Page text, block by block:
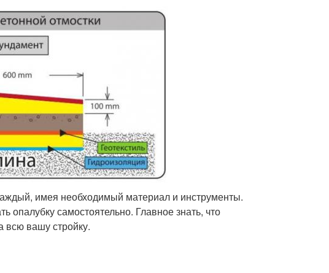
имея необходимый материал и инструменты.
самостоятельно. Главное знать, что
всю вашу стройку.